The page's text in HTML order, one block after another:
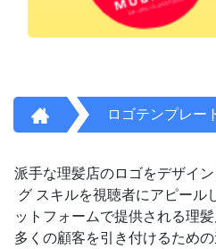
ロゴテンプレー
派手な理髪店のロゴをデザイ
グ スキルを視聴者にアピール
ットフォームで提供される理
多くの顧客を引き付けるため